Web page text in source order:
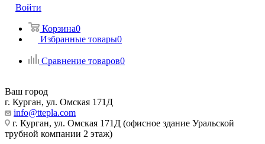
Войти
Корзина0
Избранные товары0
Сравнение товаров0
Ваш город
г. Курган, ул. Омская 171Д
info@ttepla.com
г. Курган, ул. Омская 171Д (офисное здание Уральской
трубной компании 2 этаж)